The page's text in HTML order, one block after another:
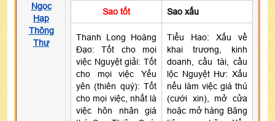
Ngọc
Hạp
Thông
Thư
Sao tốt Sao xấu
Thanh Long Hoàng
Đạo: Tốt cho mọi
việc Nguyệt giải: Tốt
cho mọi việc Yếu
yên (thiên quý): Tốt
cho mọi việc, nhất là
việc hôn nhân giá
Tiểu Hao: Xấu về
khai trương, kinh
doanh, cầu tài, cầu
lộc Nguyệt Hư: Xấu
nếu làm việc giá thú
(cưới xin), mở cửa
hoặc mở hàng Băng